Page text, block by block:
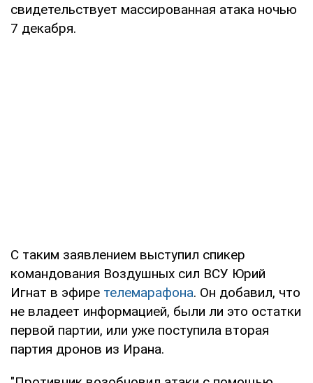
свидетельствует массированная атака ночью
7 декабря.
С таким заявлением выступил спикер
командования Воздушных сил ВСУ Юрий
Игнат в эфире телемарафона. Он добавил, что
не владеет информацией, были ли это остатки
первой партии, или уже поступила вторая
партия дронов из Ирана.